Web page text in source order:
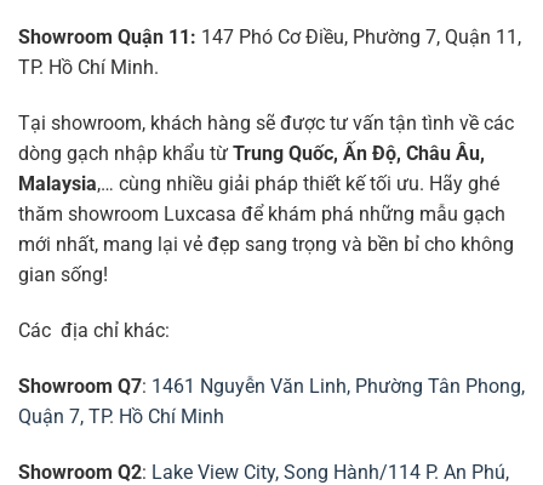
Showroom Quận 11: 147 Phó Cơ Điều, Phường 7, Quận 11,
TP. Hồ Chí Minh.
Tại showroom, khách hàng sẽ được tư vấn tận tình về các
dòng gạch nhập khẩu từ Trung Quốc, Ấn Độ, Châu Âu,
Malaysia,… cùng nhiều giải pháp thiết kế tối ưu. Hãy ghé
thăm showroom Luxcasa để khám phá những mẫu gạch
mới nhất, mang lại vẻ đẹp sang trọng và bền bỉ cho không
gian sống!
Các địa chỉ khác:
Showroom Q7: 1461 Nguyễn Văn Linh, Phường Tân Phong,
Quận 7, TP. Hồ Chí Minh
Showroom Q2: Lake View City, Song Hành/114 P. An Phú,